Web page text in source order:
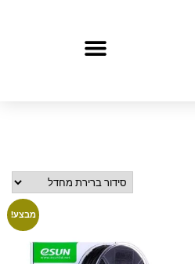
מבצע!